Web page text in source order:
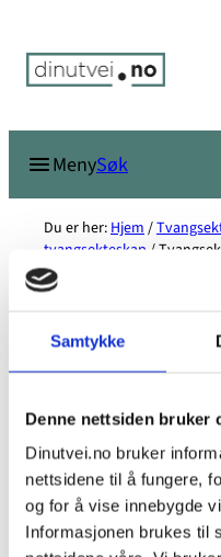
Samtykke
Denne nettsiden bruker
Dinutvei.no bruker
nettsidene til å fungere,
og for å vise innebygde
Informasjonen brukes til
innhold
MenySøk
Du er her: Hjem /
tvangsekteskap /
Tvangsekteskap